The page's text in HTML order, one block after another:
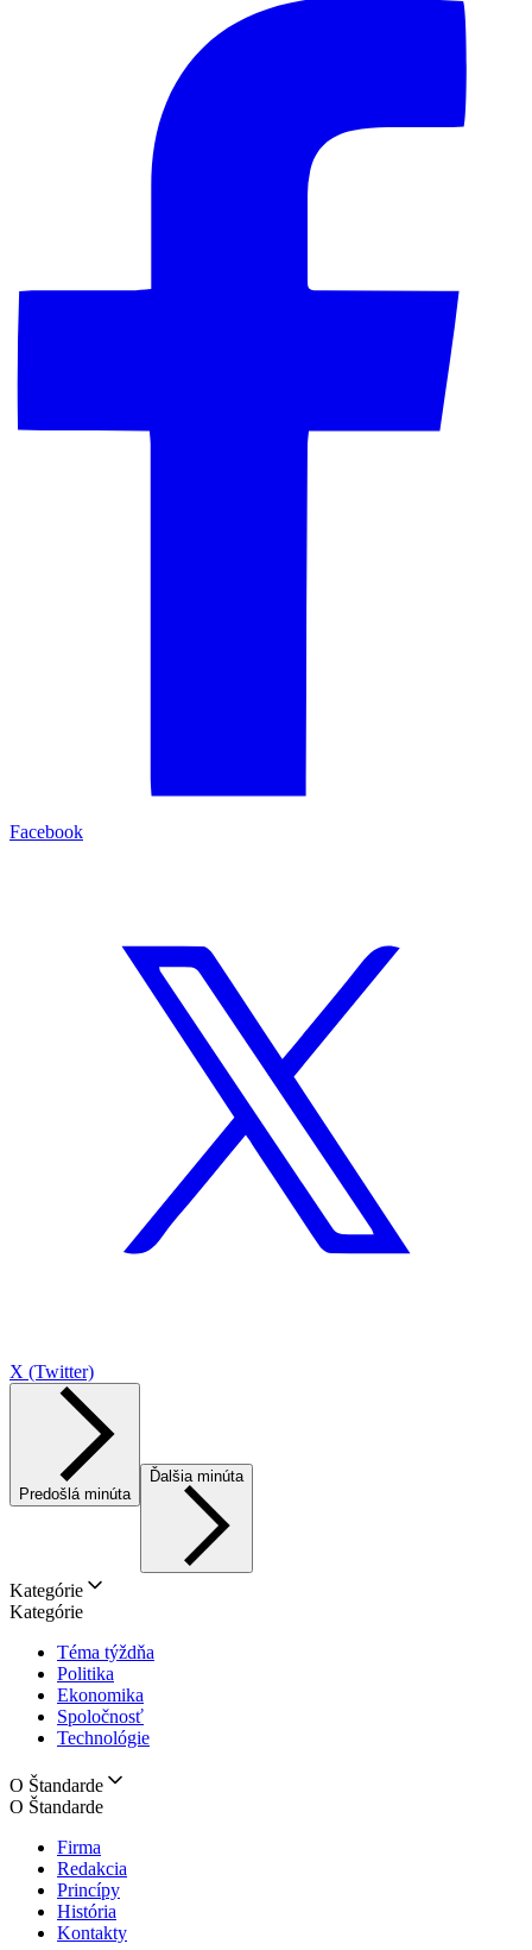
Facebook
X (Twitter)
Predošlá minúta
Ďalšia minúta
Kategórie
Kategórie
Téma týždňa
Politika
Ekonomika
Spoločnosť
Technológie
O Štandarde
O Štandarde
Firma
Redakcia
Princípy
História
Kontakty